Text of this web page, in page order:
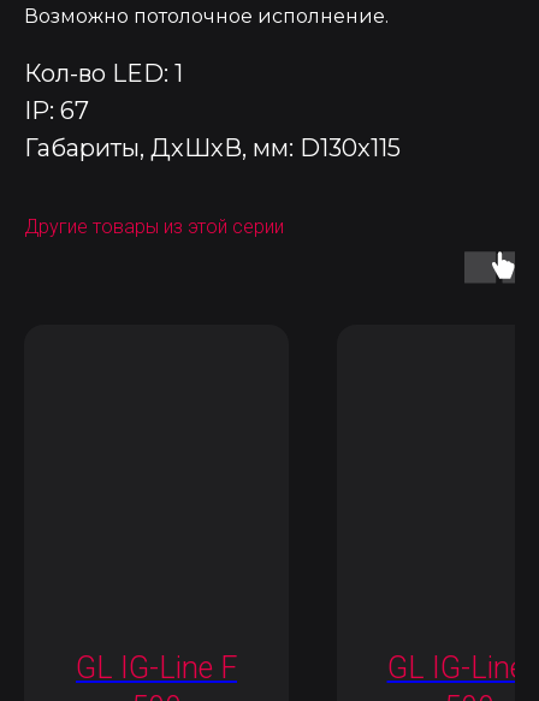
Возможно потолочное исполнение.
Кол-во LED: 1
IP: 67
Габариты, ДхШхВ, мм: D130x115
Другие товары из этой серии
GL IG-Line F
GL IG-Line